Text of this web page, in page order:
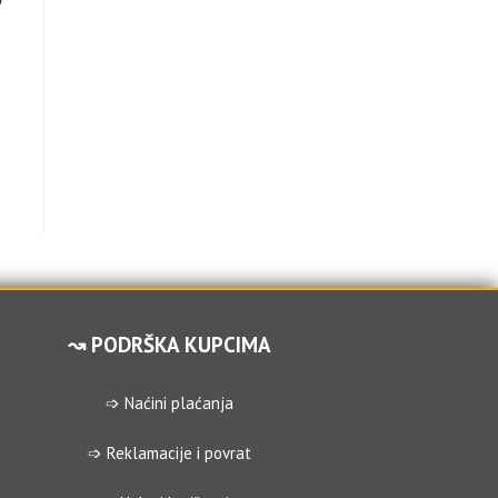
↝ PODRŠKA KUPCIMA
➩ Naćini plaćanja
➩ Reklamacije i povrat